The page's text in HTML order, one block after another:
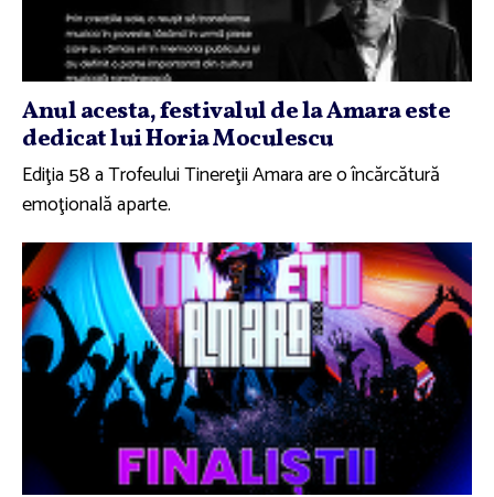
Anul acesta, festivalul de la Amara este
dedicat lui Horia Moculescu
Ediţia 58 a Trofeului Tinereţii Amara are o încărcătură
emoţională aparte.